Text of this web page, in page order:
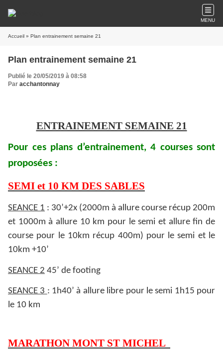
MENU
Accueil » Plan entrainement semaine 21
Plan entrainement semaine 21
Publié le 20/05/2019 à 08:58
Par acchantonnay
ENTRAINEMENT SEMAINE 21
Pour ces plans d’entrainement, 4 courses sont
proposées :
SEMI et 10 KM DES SABLES
SEANCE 1 : 30’+2x (2000m à allure course récup 200m
et 1000m à allure 10 km pour le semi et allure fin de
course pour le 10km récup 400m) pour le semi et le
10km +10’
SEANCE 2 45’ de footing
SEANCE 3 : 1h40’ à allure libre pour le semi 1h15 pour
le 10 km
MARATHON MONT ST MICHEL